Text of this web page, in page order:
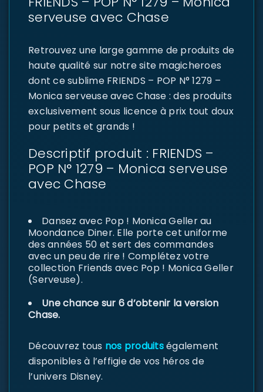
serveuse avec Chase
Retrouvez une large gamme de produits de
haute qualité sur notre site magicheroes
dont ce sublime FRIENDS – POP N° 1279 –
Monica serveuse avec Chase : des produits
exclusivement sous licence à prix tout doux
pour petits et grands !
Descriptif produit : FRIENDS –
POP N° 1279 – Monica serveuse
avec Chase
Dansez avec Pop ! Monica Geller au
Moondance Diner. Elle porte cet uniforme
des années 50 et sert des commandes
avec un peu de rire ! Complétez votre
collection Friends avec Pop ! Monica Geller
(Serveuse).
Une chance sur 6 d’obtenir la version
Chase.
Découvrez tous nos produitségalement
disponibles à l’effigie de vos héros de
l’univers Disney.